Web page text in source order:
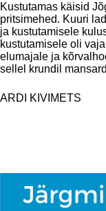
Kustutamas käisid
pritsimehed. Kuuri
ja kustutamisele
kustutamisele oli
elumajale ja
sellel krundil
ARDI KIVIMETS